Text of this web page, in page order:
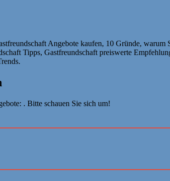
Angebote kaufen, 10 Gründe,
Tipps, Gastfreundschaft preiswerte
. Bitte schauen Sie sich um!